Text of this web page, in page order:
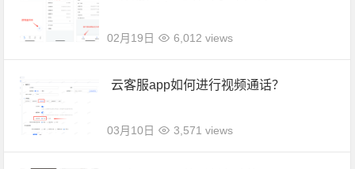
02月19日 6,012 views
云客服app如何进行视频通话？
03月10日 3,571 views